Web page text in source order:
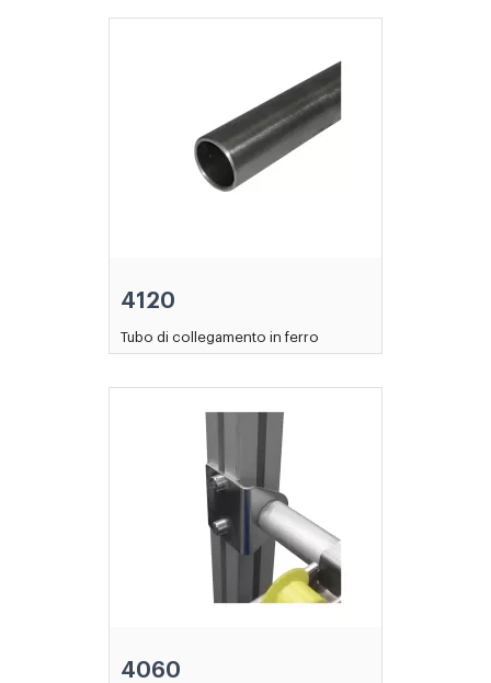
4120
Tubo di collegamento in ferro
4060